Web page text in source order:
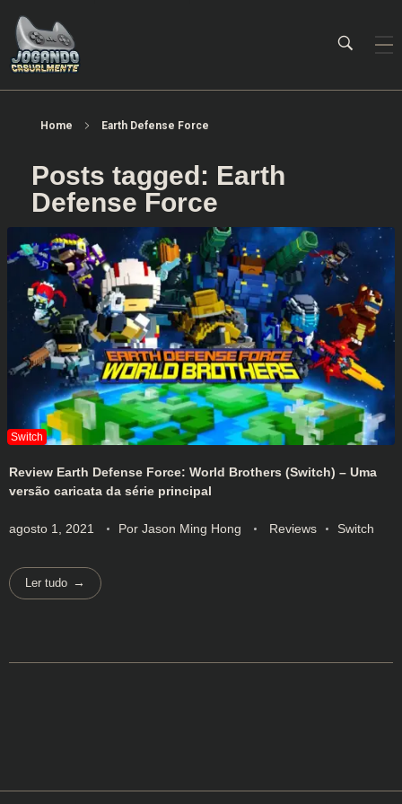
Home Earth Defense Force
Posts tagged: Earth
Defense Force
Review Earth Defense Force: World Brothers (Switch) – Uma
versão caricata da série principal
agosto 1, 2021 Por Jason Ming Hong Reviews Switch
Ler tudo